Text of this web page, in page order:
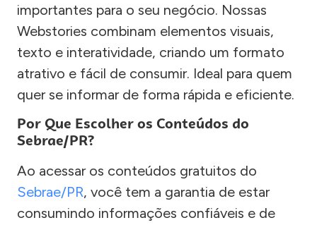
importantes para o seu negócio. Nossas
Webstories combinam elementos visuais,
texto e interatividade, criando um formato
atrativo e fácil de consumir. Ideal para quem
quer se informar de forma rápida e eficiente.
Por Que Escolher os Conteúdos do
Sebrae/PR?
Ao acessar os conteúdos gratuitos do
Sebrae/PR, você tem a garantia de estar
consumindo informações confiáveis e de